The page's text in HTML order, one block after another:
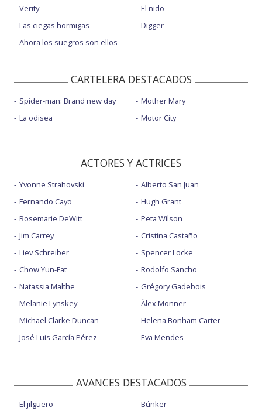
Verity
Las ciegas hormigas
Ahora los suegros son ellos
El nido
Digger
CARTELERA DESTACADOS
Spider-man: Brand new day
La odisea
Mother Mary
Motor City
ACTORES Y ACTRICES
Yvonne Strahovski
Fernando Cayo
Rosemarie DeWitt
Jim Carrey
Liev Schreiber
Chow Yun-Fat
Natassia Malthe
Melanie Lynskey
Michael Clarke Duncan
José Luis García Pérez
Alberto San Juan
Hugh Grant
Peta Wilson
Cristina Castaño
Spencer Locke
Rodolfo Sancho
Grégory Gadebois
Àlex Monner
Helena Bonham Carter
Eva Mendes
AVANCES DESTACADOS
El jilguero
Búnker